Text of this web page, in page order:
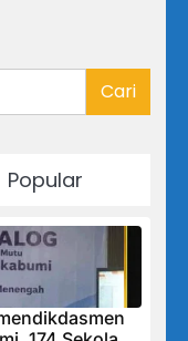
Cari
Popular